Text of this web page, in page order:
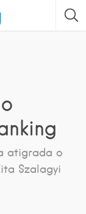
atigrada o
Szalagyi